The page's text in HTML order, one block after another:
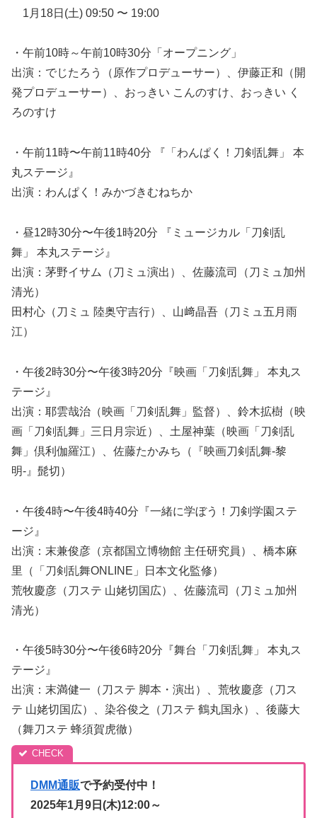
1月18日(土) 09:50 〜 19:00
・午前10時～午前10時30分「オープニング」
出演：でじたろう（原作プロデューサー）、伊藤正和（開
発プロデューサー）、おっきい こんのすけ、おっきい く
ろのすけ
・午前11時〜午前11時40分 『「わんぱく！刀剣乱舞」 本
丸ステージ』
出演：わんぱく！みかづきむねちか
・昼12時30分〜午後1時20分 『ミュージカル「刀剣乱
舞」 本丸ステージ』
出演：茅野イサム（刀ミュ演出）、佐藤流司（刀ミュ加州
清光）
田村心（刀ミュ 陸奥守吉行）、山﨑晶吾（刀ミュ五月雨
江）
・午後2時30分〜午後3時20分『映画「刀剣乱舞」 本丸ス
テージ』
出演：耶雲哉治（映画「刀剣乱舞」監督）、鈴木拡樹（映
画「刀剣乱舞」三日月宗近）、土屋神葉（映画「刀剣乱
舞」倶利伽羅江）、佐藤たかみち（『映画刀剣乱舞-黎
明-』髭切）
・午後4時〜午後4時40分『一緒に学ぼう！刀剣学園ステ
ージ』
出演：末兼俊彦（京都国立博物館 主任研究員）、橋本麻
里（「刀剣乱舞ONLINE」日本文化監修）
荒牧慶彦（刀ステ 山姥切国広）、佐藤流司（刀ミュ加州
清光）
・午後5時30分〜午後6時20分『舞台「刀剣乱舞」 本丸ス
テージ』
出演：末満健一（刀ステ 脚本・演出）、荒牧慶彦（刀ス
テ 山姥切国広）、染谷俊之（刀ステ 鶴丸国永）、後藤大
（舞刀ステ 蜂須賀虎徹）
DMM通販で予約受付中！
2025年1月9日(木)12:00～